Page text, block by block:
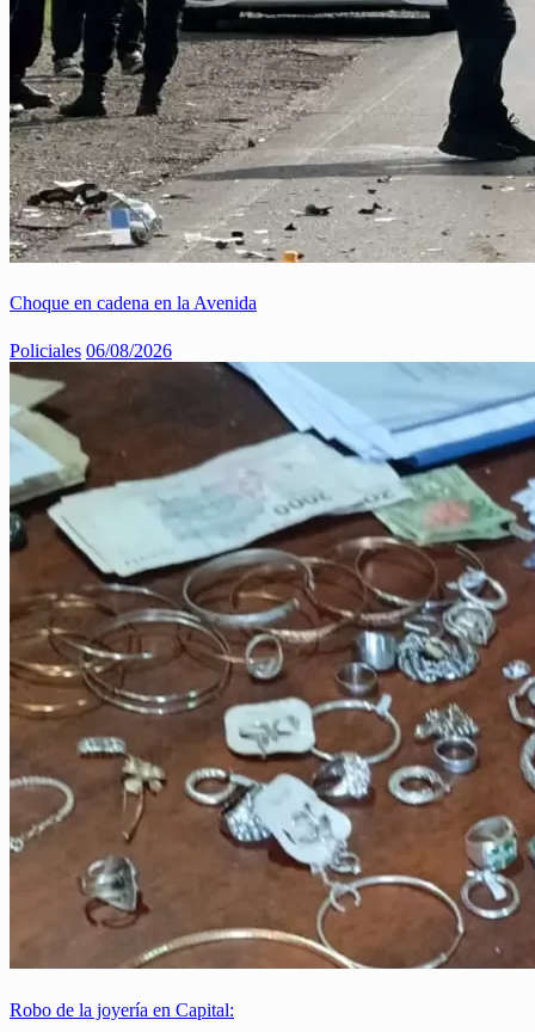
Choque en cadena en la Avenida
Policiales 06/08/2026
Robo de la joyería en Capital: